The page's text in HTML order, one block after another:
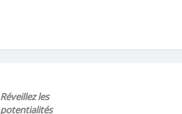
Réveillez les
potentialités